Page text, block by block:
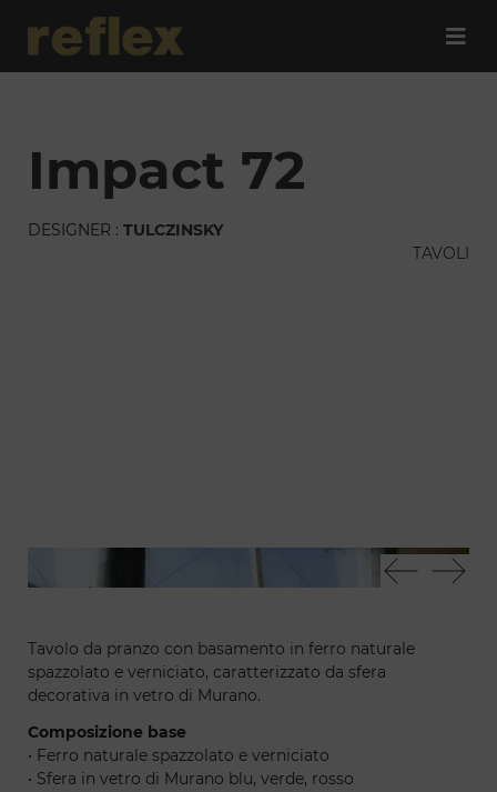
impact 72
DESIGNER : TULCZINSKY
TAVOLI
Tavolo da pranzo con basamento in ferro naturale
spazzolato e verniciato, caratterizzato da sfera
decorativa in vetro di Murano.
Composizione base
• Ferro naturale spazzolato e verniciato
• Sfera in vetro di Murano blu, verde, rosso